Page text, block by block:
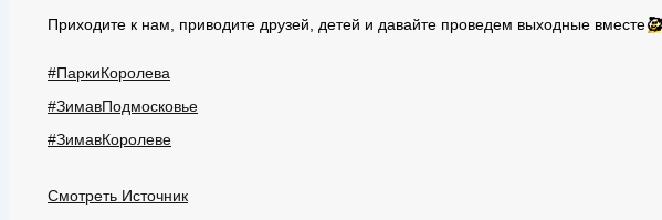
Приходите к нам, приводите друзей, детей и давайте проведем выходные вместе🥰
#ПаркиКоролева
#ЗимавПодмосковье
#ЗимавКоролеве
Смотреть Источник